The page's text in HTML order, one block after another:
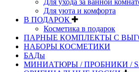
Для ухода за ванной
Для уюта и комфорта
В ПОДАРОК
Косметика в подарок
ПАРНЫЕ КОМПЛЕКТЫ С
НАБОРЫ КОСМЕТИКИ
БАДы
МИНИАТЮРЫ / ПРОБНИКИ /